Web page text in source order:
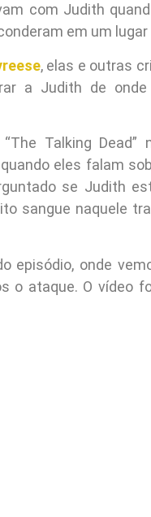
com Judith
em um lugar
, elas e outras
a Judith de
Talking
eles falam
se Judith
sangue naquele
episódio, onde
o ataque. O vídeo